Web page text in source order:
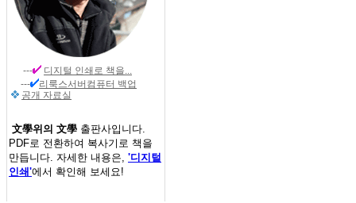
--- 디지털 인쇄 로 책을...
---
리룩스서버컴퓨터 백업
공개 자료실
文學위의 文學 출판사입니다.
PDF로 전환하여 복사기로 책을
만듭니다. 자세한 내용은, '디지털
인쇄'에서 확인해 보세요!